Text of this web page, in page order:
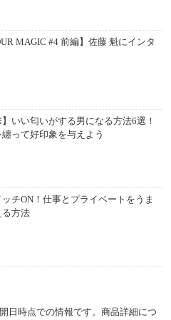
MAGIC #4 前編】佐藤 魁にインタ
】いい匂いがする男になる方法6選！
って好印象を与えよう
チON！仕事とプライベートをうま
る方法
日時点での情報です。商品詳細につ